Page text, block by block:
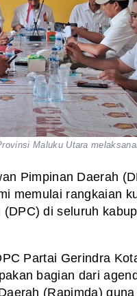
Maluku Utara
Pimpinan Daerah
memulai rangkaian
di seluruh
Partai Gerindra
bagian dari
(Rapimda)